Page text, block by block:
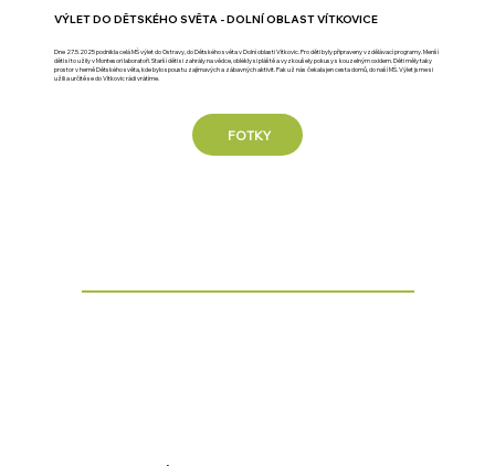
VÝLET DO DĚTSKÉHO SVĚTA - DOLNÍ OBLAST VÍTKOVICE
Dne 27.5.2025 podnikla celá MŠ výlet do Ostravy, do Dětského světa v Dolní oblasti Vítkovic. Pro děti byly připraveny vzdělávací programy. Menší
děti si to užily v Montesori laboratoři. Starší děti si zahrály na vědce, oblékly si pláště a vyzkoušely pokusy s kouzelným oxidem. Děti měly taky
prostor v herně Dětského světa, kde bylo spoustu zajímavých a zábavných aktivit. Pak už nás čekala jen cesta domů, do naší MŠ. Výlet jsme si
užili a určitě se do Vítkovic rádi vrátíme.
FOTKY